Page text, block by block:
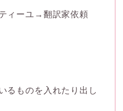
ィーユ→翻訳家依頼
るものを入れたり出し